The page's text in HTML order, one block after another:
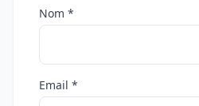
Nom *
Email *